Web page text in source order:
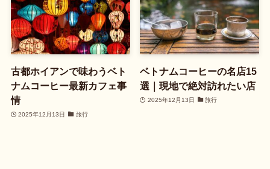
古都ホイアンで味わうベト
ナムコーヒー最新カフェ事
情
2025年12月13日 旅行
ベトナムコーヒーの名店15
選｜現地で絶対訪れたい店
2025年12月13日 旅行